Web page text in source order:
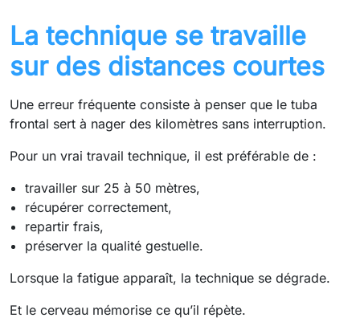
La technique se travaille
sur des distances courtes
Une erreur fréquente consiste à penser que le tuba
frontal sert à nager des kilomètres sans interruption.
Pour un vrai travail technique, il est préférable de :
travailler sur 25 à 50 mètres,
récupérer correctement,
repartir frais,
préserver la qualité gestuelle.
Lorsque la fatigue apparaît, la technique se dégrade.
Et le cerveau mémorise ce qu’il répète.